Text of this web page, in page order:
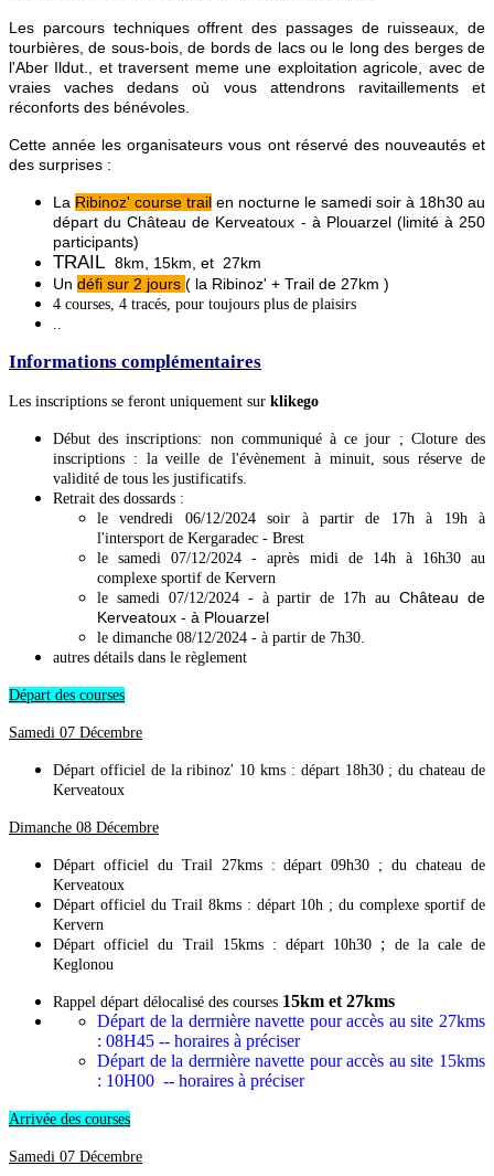
Les parcours techniques offrent des passages de ruisseaux, de
tourbières, de sous-bois, de bords de lacs ou le long des berges de
l'Aber Ildut., et traversent meme une exploitation agricole, avec de
vraies vaches dedans où vous attendrons ravitaillements et
réconforts des bénévoles.
Cette année les organisateurs vous ont réservé des nouveautés et
des surprises :
La Ribinoz' course trail en nocturne le samedi soir à 18h30 au
départ du Château de Kerveatoux - à Plouarzel (limité à 250
participants)
TRAIL 8km, 15km, et 27km
Un défi sur 2 jours ( la Ribinoz' + Trail de 27km )
4 courses, 4 tracés, pour toujours plus de plaisirs
Informations complémentaires
Les inscriptions se feront uniquement sur klikego
Début des inscriptions: non communiqué à ce jour ; Cloture des
inscriptions : la veille de l'évènement à minuit, sous réserve de
validité de tous les justificatifs.
Retrait des dossards :
le vendredi 06/12/2024 soir à partir de 17h à 19h à
l'intersport de Kergaradec - Brest
le samedi 07/12/2024 - après midi de 14h à 16h30 au
complexe sportif de Kervern
le samedi 07/12/2024 - à partir de 17h au Château de
Kerveatoux - à Plouarzel
le dimanche 08/12/2024 - à partir de 7h30.
autres détails dans le règlement
Départ des courses
Samedi 07 Décembre
Départ officiel de la ribinoz' 10 kms : départ 18h30 ; du chateau de
Kerveatoux
Dimanche 08 Décembre
Départ officiel du Trail 27kms : départ 09h30 ; du chateau de
Kerveatoux
Départ officiel du Trail 8kms : départ 10h ; du complexe sportif de
Kervern
Départ officiel du Trail 15kms : départ 10h30 ; de la cale de
Keglonou
Rappel départ délocalisé des courses 15km et 27kms
Départ de la derrnière navette pour accès au site 27kms
: 08H45 -- horaires à préciser
Départ de la derrnière navette pour accès au site 15kms
: 10H00 -- horaires à préciser
Arrivée des courses
Samedi 07 Décembre